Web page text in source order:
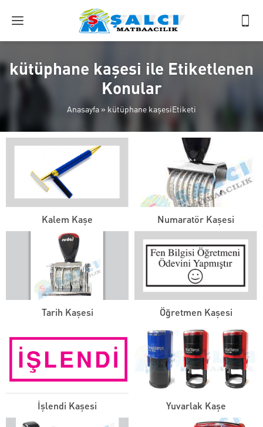
kütüphane kaşesi ile Etiketlenen
Konular
Anasayfa » kütüphane kaşesiEtiketi
Kalem Kaşe Numaratör Kaşesi
Tarih Kaşesi Öğretmen Kaşesi
İşlendi Kaşesi Yuvarlak Kaşe